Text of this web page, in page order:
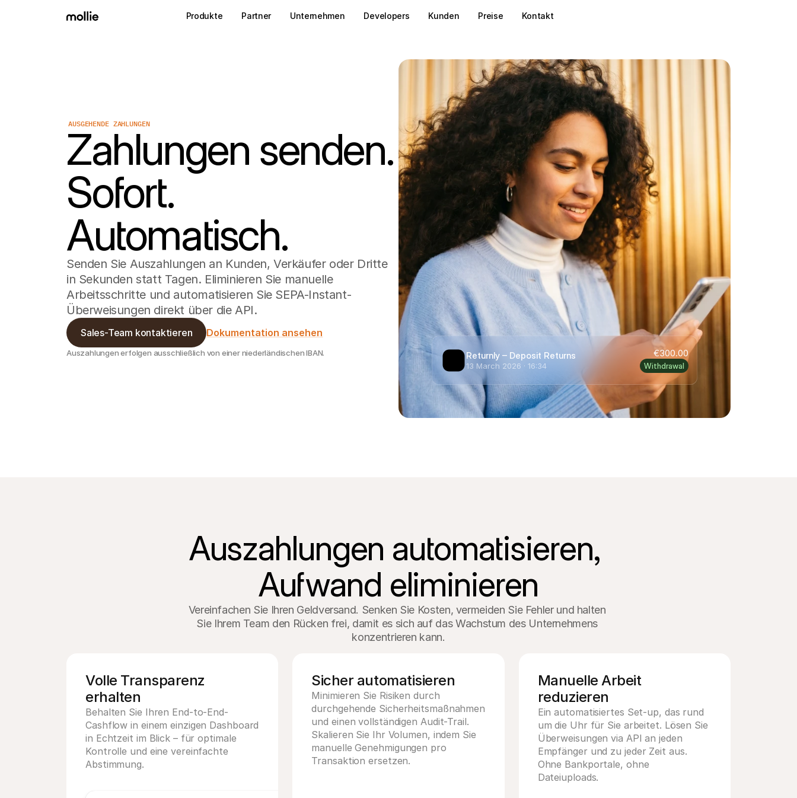
AUSGEHENDE ZAHLUNGEN
Zahlungen senden.
Sofort.
Automatisch.
Senden Sie Auszahlungen an Kunden, Verkäufer oder Dritte
in Sekunden statt Tagen. Eliminieren Sie manuelle
Arbeitsschritte und automatisieren Sie SEPA-Instant-
Überweisungen direkt über die API.
Sales-Team kontaktieren Dokumentation ansehen
Auszahlungen erfolgen ausschließlich von einer niederländischen IBAN. Returnly – Deposit Returns
13 March 2026 · 16:34
€300.00
Withdrawal
Auszahlungen automatisieren,
Aufwand eliminieren
Vereinfachen Sie Ihren Geldversand. Senken Sie Kosten, vermeiden Sie Fehler und halten
Sie Ihrem Team den Rücken frei, damit es sich auf das Wachstum des Unternehmens
konzentrieren kann.
Volle Transparenz
erhalten
Behalten Sie Ihren End-to-End-
Cashflow in einem einzigen Dashboard
in Echtzeit im Blick – für optimale
Kontrolle und eine vereinfachte
Abstimmung.
Sicher automatisieren
Minimieren Sie Risiken durch
durchgehende Sicherheitsmaßnahmen
und einen vollständigen Audit-Trail.
Skalieren Sie Ihr Volumen, indem Sie
manuelle Genehmigungen pro
Transaktion ersetzen.
Manuelle Arbeit
reduzieren
Ein automatisiertes Set-up, das rund
um die Uhr für Sie arbeitet. Lösen Sie
Überweisungen via API an jeden
Empfänger und zu jeder Zeit aus.
Ohne Bankportale, ohne
Dateiuploads.
Produkte Partner Unternehmen Developers Kunden Preise Kontakt